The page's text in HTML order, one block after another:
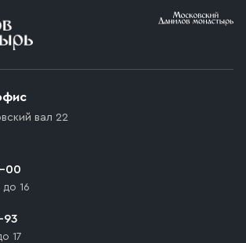
для подъезда автомобиля,
близко к месту запланированной
территории места назначения
платный въезд, то Покупателю
стоимость въезда
вал 22
00
до 16
93
17